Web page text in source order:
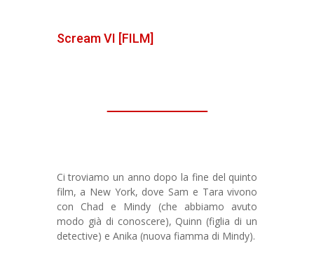
Scream VI [FILM]
Ci troviamo un anno dopo la fine del quinto
film, a New York, dove Sam e Tara vivono
con Chad e Mindy (che abbiamo avuto
modo già di conoscere), Quinn (figlia di un
detective) e Anika (nuova fiamma di Mindy).